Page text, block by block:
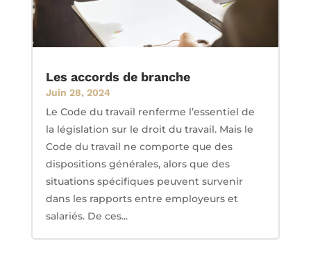
Les accords de branche
Juin 28, 2024
Le Code du travail renferme l’essentiel de
la législation sur le droit du travail. Mais le
Code du travail ne comporte que des
dispositions générales, alors que des
situations spécifiques peuvent survenir
dans les rapports entre employeurs et
salariés. De ces...